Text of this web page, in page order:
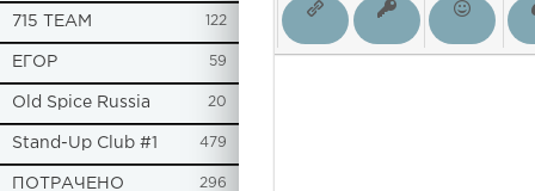
715 TEAM 122
ЕГОР 59
Old Spice Russia 20
Stand-Up Club #1 479
ПОТРАЧЕНО 296